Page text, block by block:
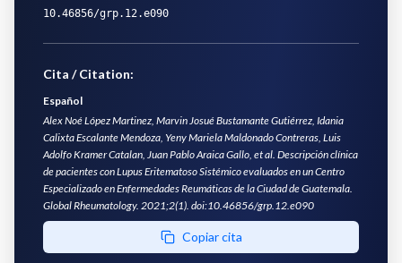
10.46856/grp.12.e090
Cita / Citation:
Español
Alex Noé López Martinez, Marvin Josué Bustamante Gutiérrez, Idania
Calixta Escalante Mendoza, Yeny Mariela Maldonado Contreras, Luis
Adolfo Kramer Catalan, Juan Pablo Araica Gallo, et al. Descripción clínica
de pacientes con Lupus Eritematoso Sistémico evaluados en un Centro
Especializado en Enfermedades Reumáticas de la Ciudad de Guatemala.
Global Rheumatology. 2021;2(1). doi:10.46856/grp.12.e090
Copiar cita